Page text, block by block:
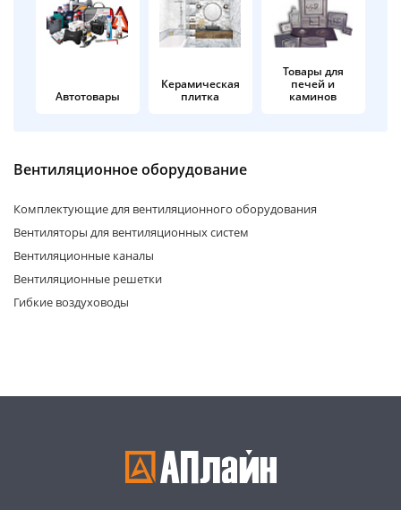
Автотовары
Керамическая
плитка
Товары для
печей и
каминов
Вентиляционное оборудование
Комплектующие для вентиляционного оборудования
Вентиляторы для вентиляционных систем
Вентиляционные каналы
Вентиляционные решетки
Гибкие воздуховоды